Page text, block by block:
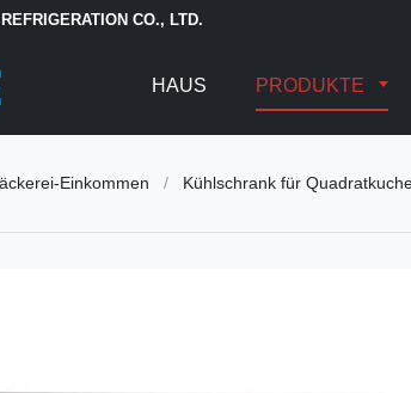
CO., LTD.
HAUS PRODUKTE
Einkommen / Kühlschrank für